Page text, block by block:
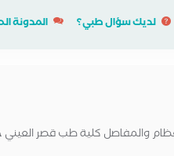
لديك سؤال طبي؟ المدونة
والمفاصل كلية طب قصر العيني